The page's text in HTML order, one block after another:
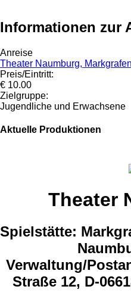
Informationen zur
Anreise
Theater Naumburg,
Preis/Eintritt:
€ 10.00
Zielgruppe:
Jugendliche und Erwachsene
Aktuelle Produktionen
Theater
Spielstätte:
Verwaltung/
Straße 12, D-